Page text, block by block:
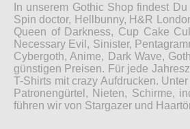
In unserem Gothic Shop findest
Spin doctor, Hellbunny, H&R
Queen of Darkness, Cup Cake
Necessary Evil, Sinister,
Cybergoth, Anime, Dark Wave,
günstigen Preisen. Für jede
T-Shirts mit crazy Aufdrucken.
Patronengürtel, Nieten, Schirme,
führen wir von Stargazer und